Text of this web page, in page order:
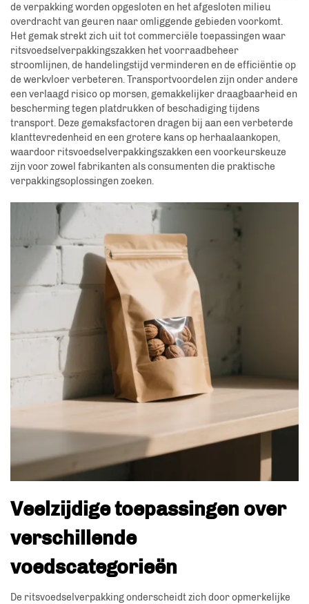
de verpakking worden opgesloten en het afgesloten milieu
overdracht van geuren naar omliggende gebieden voorkomt.
Het gemak strekt zich uit tot commerciële toepassingen waar
ritsvoedselverpakkingszakken het voorraadbeheer
stroomlijnen, de handelingstijd verminderen en de efficiëntie op
de werkvloer verbeteren. Transportvoordelen zijn onder andere
een verlaagd risico op morsen, gemakkelijker draagbaarheid en
bescherming tegen platdrukken of beschadiging tijdens
transport. Deze gemaksfactoren dragen bij aan een verbeterde
klanttevredenheid en een grotere kans op herhaalaankopen,
waardoor ritsvoedselverpakkingszakken een voorkeurskeuze
zijn voor zowel fabrikanten als consumenten die praktische
verpakkingsoplossingen zoeken.
Veelzijdige toepassingen over
verschillende
voedscategorieën
De ritsvoedselverpakking onderscheidt zich door opmerkelijke